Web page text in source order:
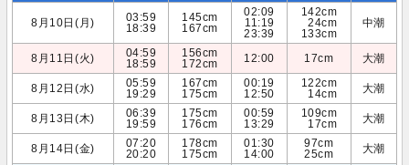
8月10日(月)
03:59
18:39
145cm
167cm
02:09
11:19
23:39
142cm
24cm
133cm
中潮
8月11日(火)
04:59
18:59
156cm
172cm
12:00 17cm 大潮
8月12日(水)
05:59
19:29
167cm
175cm
00:19
12:50
122cm
14cm
大潮
8月13日(木)
06:39
19:59
175cm
176cm
00:59
13:29
109cm
17cm
大潮
8月14日(金)
07:20
20:20
178cm
175cm
01:30
14:00
97cm
25cm
大潮